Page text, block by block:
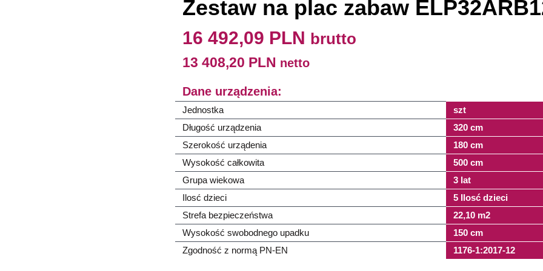
Zestaw na plac zabaw
16 492,09 PLN brutto
13 408,20 PLN netto
Dane urządzenia:
Jednostka
szt
Długość urządzenia
320 cm
Szerokość urządenia
180 cm
Wysokość całkowita
500 cm
Grupa wiekowa
3 lat
Ilosć dzieci
5 Ilosć dzieci
Strefa bezpieczeństwa
22,10 m2
Wysokość swobodnego upadku
150 cm
Zgodność z normą PN-EN
1176-1:2017-12